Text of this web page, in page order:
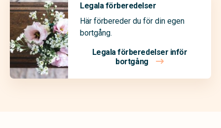
Legala förberedelser
Här förbereder du för din egen
bortgång.
Legala förberedelser inför
bortgång